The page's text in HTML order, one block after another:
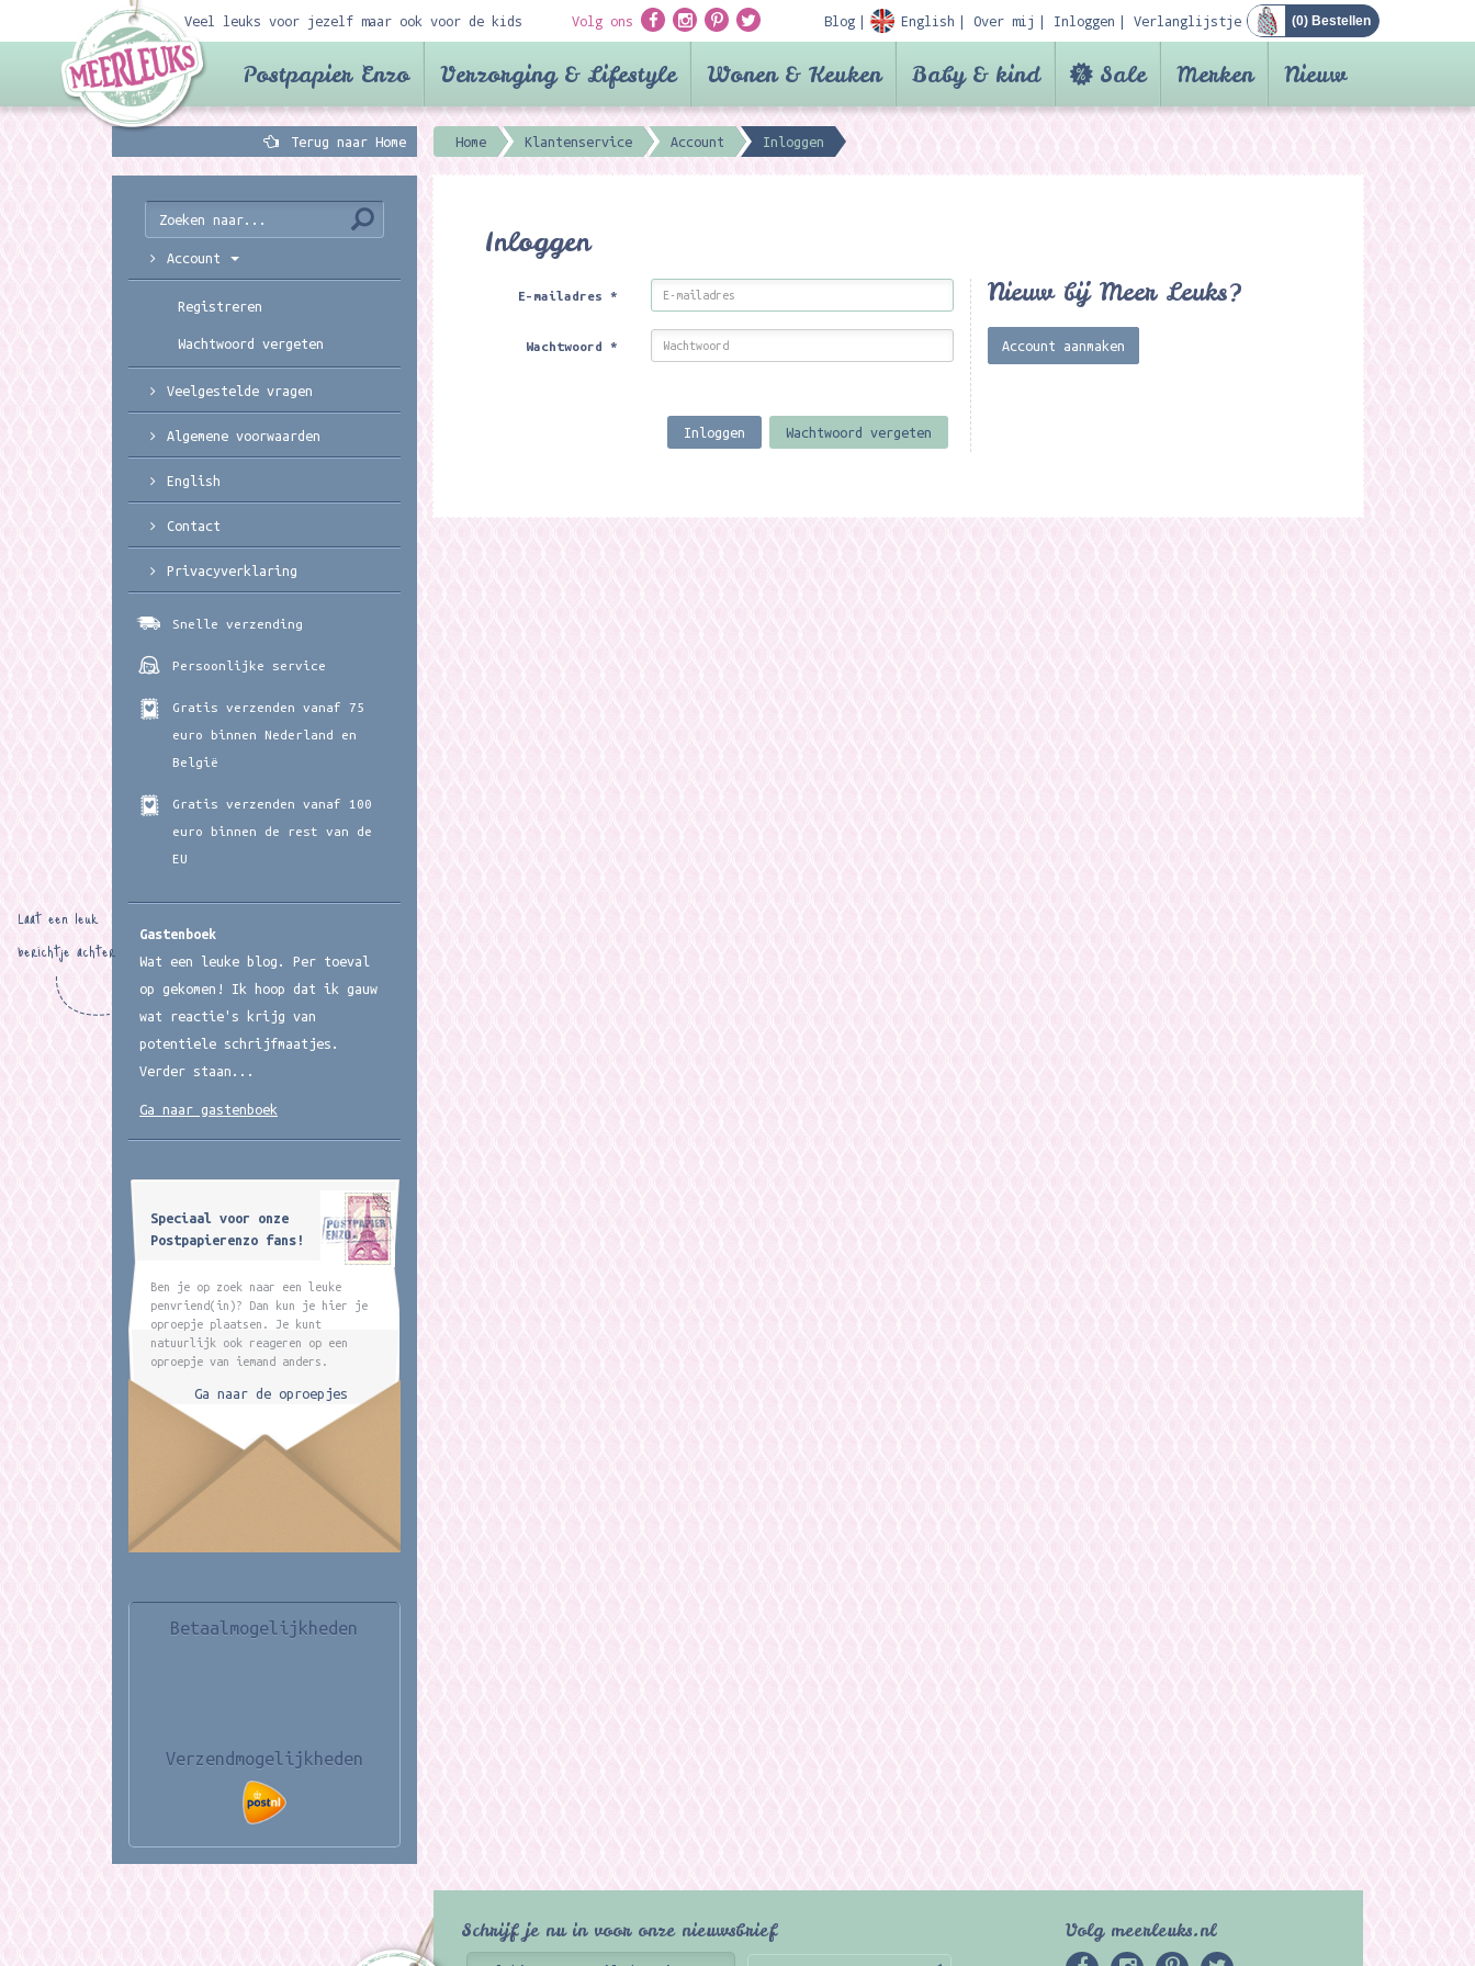
Veel leuks voor jezelf maar ook voor de kids Volg ons Blog English Over mij Inloggen Verlanglijstje (0) Bestellen
Postpapier Enzo Verzorging & Lifestyle Wonen & Keuken Baby & kind Sale Merken Nieuw
Terug naar Home Home Klantenservice Account Inloggen
Inloggen
E-mailadres*
Wachtwoord*
Inloggen Wachtwoord vergeten
Nieuw bij Meer Leuks?
Account aanmaken
Account
Registreren
Wachtwoord vergeten
Veelgestelde vragen
Algemene voorwaarden
English
Contact
Privacyverklaring
Snelle verzending
Persoonlijke service
Gratis verzenden vanaf 75
euro binnen Nederland en
België
Gratis verzenden vanaf 100
euro binnen de rest van de
EU
Gastenboek
Wat een leuke blog. Per toeval
op gekomen! Ik hoop dat ik gauw
wat reactie's krijg van
potentiele schrijfmaatjes.
Verder staan...
Laat een leuk
berichtje achter
Ga naar gastenboek
Speciaal voor onze
Postpapierenzo fans!
Ben je op zoek naar een leuke
penvriend(in)? Dan kun je hier je
oproepje plaatsen. Je kunt
natuurlijk ook reageren op een
oproepje van iemand anders.
Ga naar de oproepjes
Betaalmogelijkheden
Verzendmogelijkheden
Schrijf je nu in voor onze nieuwsbrief Volg meerleuks.nl